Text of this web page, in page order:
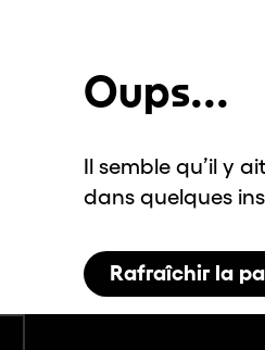
Oups...
Il semble qu’il y
dans quelques
Rafraîchir la